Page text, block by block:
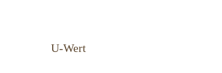
U-Wert